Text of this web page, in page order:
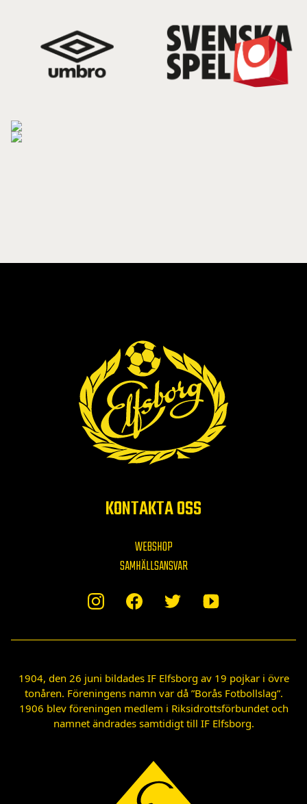
KONTAKTA OSS
WEBSHOP
SAMHÄLLSANSVAR
1904, den 26 juni bildades IF Elfsborg av 19 pojkar i övre
tonåren. Föreningens namn var då ”Borås Fotbollslag”.
1906 blev föreningen medlem i Riksidrottsförbundet och
namnet ändrades samtidigt till IF Elfsborg.